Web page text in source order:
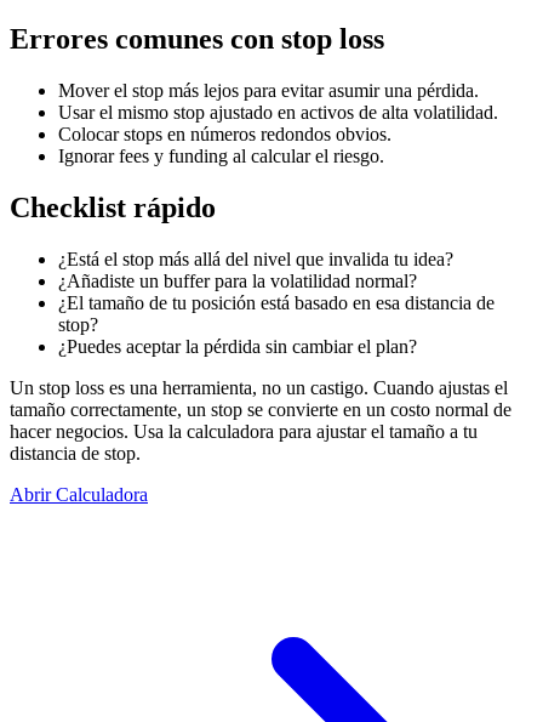
Errores comunes con stop loss
Mover el stop más lejos para evitar asumir una pérdida.
Usar el mismo stop ajustado en activos de alta volatilidad.
Colocar stops en números redondos obvios.
Ignorar fees y funding al calcular el riesgo.
Checklist rápido
¿Está el stop más allá del nivel que invalida tu idea?
¿Añadiste un buffer para la volatilidad normal?
¿El tamaño de tu posición está basado en esa distancia de
stop?
¿Puedes aceptar la pérdida sin cambiar el plan?
Un stop loss es una herramienta, no un castigo. Cuando ajustas el
tamaño correctamente, un stop se convierte en un costo normal de
hacer negocios. Usa la calculadora para ajustar el tamaño a tu
distancia de stop.
Abrir Calculadora